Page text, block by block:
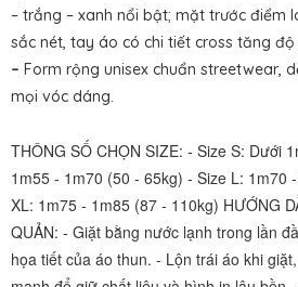
– trắng – xanh nổi bật; mặt trước điểm
sắc nét, tay áo có chi tiết cross tăng độ
– Form rộng unisex chuẩn streetwear,
mọi vóc dáng.
THÔNG SỐ CHỌN SIZE: - Size S: Dưới
1m55 - 1m70 (50 - 65kg) - Size L: 1m70
XL: 1m75 - 1m85 (87 - 110kg) HƯỚNG
QUẢN: - Giặt bằng nước lạnh trong lần
họa tiết của áo thun. - Lộn trái áo khi